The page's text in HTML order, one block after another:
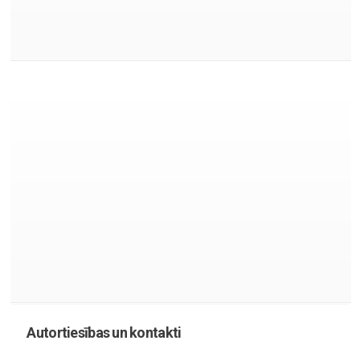
Autortiesības un kontakti